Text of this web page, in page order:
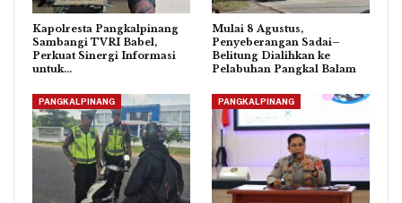
Kapolresta Pangkalpinang
Sambangi TVRI Babel,
Perkuat Sinergi Informasi
untuk…
Mulai 8 Agustus,
Penyeberangan Sadai–
Belitung Dialihkan ke
Pelabuhan Pangkal Balam
PANGKALPINANG PANGKALPINANG